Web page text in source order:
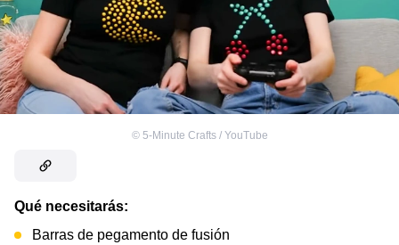
© 5-Minute Crafts / YouTube
Qué necesitarás:
Barras de pegamento de fusión